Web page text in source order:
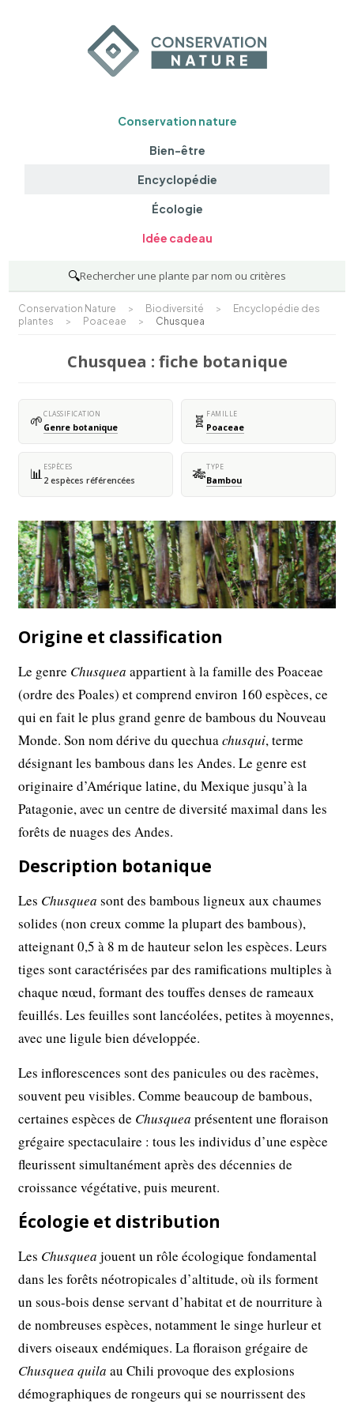
Conservation nature
Bien-être
Encyclopédie
Écologie
Idée cadeau
🔍Rechercher une plante par nom ou critères
Conservation Nature > Biodiversité >
Encyclopédie des
plantes
> Poaceae > Chusquea
Chusquea : fiche botanique
🌱CLASSIFICATION
Genre botanique 🧬 FAMILLE
Poaceae
📊ESPÈCES
2 espèces référencées 🎋TYPE
Bambou
Origine et classification
Le genre Chusquea appartient à la famille des Poaceae
(ordre des Poales) et comprend environ 160 espèces, ce
qui en fait le plus grand genre de bambous du Nouveau
Monde. Son nom dérive du quechuachusqui, terme
désignant les bambous dans les Andes. Le genre est
originaire d’Amérique latine, du Mexique jusqu’à la
Patagonie, avec un centre de diversité maximal dans les
forêts de nuages des Andes.
Description botanique
Les Chusquea sont des bambous ligneux aux chaumes
solides (non creux comme la plupart des bambous),
atteignant 0,5 à 8 m de hauteur selon les espèces. Leurs
tiges sont caractérisées par des ramifications multiples à
chaque nœud, formant des touffes denses de rameaux
feuillés. Les feuilles sont lancéolées, petites à moyennes,
avec une ligule bien développée.
Les inflorescences sont des panicules ou des racèmes,
souvent peu visibles. Comme beaucoup de bambous,
certaines espèces de Chusquea présentent une floraison
grégaire spectaculaire : tous les individus d’une espèce
fleurissent simultanément après des décennies de
croissance végétative, puis meurent.
Écologie et distribution
Les Chusquea jouent un rôle écologique fondamental
dans les forêts néotropicales d’altitude, où ils forment
un sous-bois dense servant d’habitat et de nourriture à
de nombreuses espèces, notamment le singe hurleur et
divers oiseaux endémiques. La floraison grégaire de
Chusquea quila au Chili provoque des explosions
démographiques de rongeurs qui se nourrissent des